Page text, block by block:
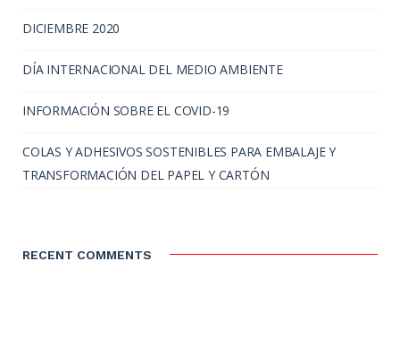
DICIEMBRE 2020
DÍA INTERNACIONAL DEL MEDIO AMBIENTE
INFORMACIÓN SOBRE EL COVID-19
COLAS Y ADHESIVOS SOSTENIBLES PARA EMBALAJE Y
TRANSFORMACIÓN DEL PAPEL Y CARTÓN
RECENT COMMENTS